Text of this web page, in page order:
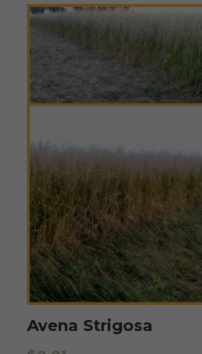
Avena Strigosa